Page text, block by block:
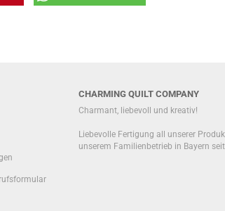
CHARMING QUILT COMPANY
Charmant, liebevoll und kreativ!
Liebevolle Fertigung all unserer
unserem Familienbetrieb in Bayern